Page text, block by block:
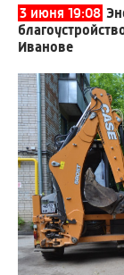
3 июня 19:08
Иванове